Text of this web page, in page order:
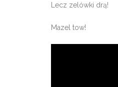
Lecz zelówki drą!
Mazel tow!